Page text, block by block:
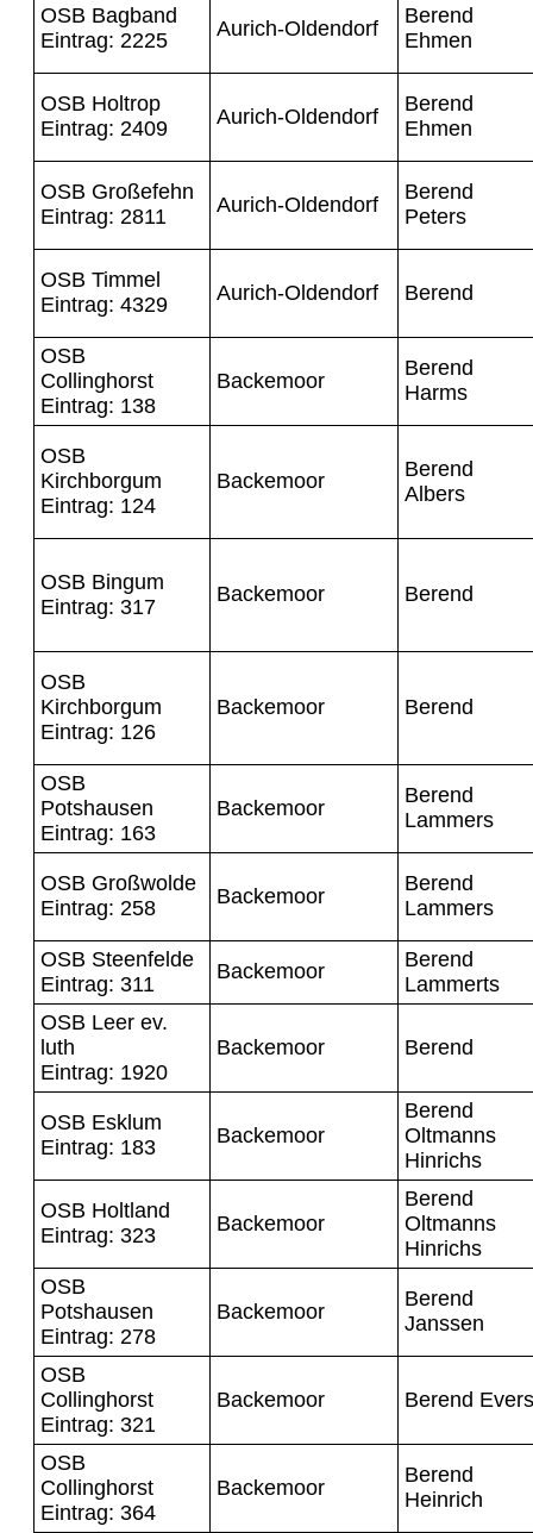
OSB Bagband
Eintrag: 2225
Aurich-Oldendorf
Berend
Ehmen
OSB Holtrop
Eintrag: 2409
Aurich-Oldendorf
Berend
Ehmen
OSB Großefehn
Eintrag: 2811
Aurich-Oldendorf
Berend
Peters
OSB Timmel
Eintrag: 4329
Aurich-Oldendorf Berend
OSB
Collinghorst
Eintrag: 138
Backemoor
Berend
Harms
OSB
Kirchborgum
Eintrag: 124
Backemoor
Berend
Albers
OSB Bingum
Eintrag: 317
Backemoor Berend
OSB
Kirchborgum
Eintrag: 126
Backemoor Berend
OSB
Potshausen
Eintrag: 163
Backemoor
Berend
Lammers
OSB Großwolde
Eintrag: 258
Backemoor
Berend
Lammers
OSB Steenfelde
Eintrag: 311
Backemoor
Berend
Lammerts
OSB Leer ev.
luth
Eintrag: 1920
Backemoor Berend
OSB Esklum
Eintrag: 183
Backemoor
Berend
Oltmanns
Hinrichs
OSB Holtland
Eintrag: 323
Backemoor
Berend
Oltmanns
Hinrichs
OSB
Potshausen
Eintrag: 278
Backemoor
Berend
Janssen
OSB
Collinghorst
Eintrag: 321
Backemoor Berend Evers
OSB
Collinghorst
Eintrag: 364
Backemoor
Berend
Heinrich